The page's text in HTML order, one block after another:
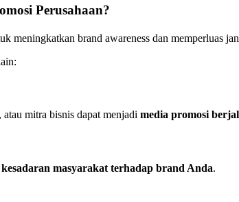
Perusahaan?
brand awareness dan memperluas
mitra bisnis dapat menjadi media promosi
kesadaran masyarakat terhadap brand Anda.